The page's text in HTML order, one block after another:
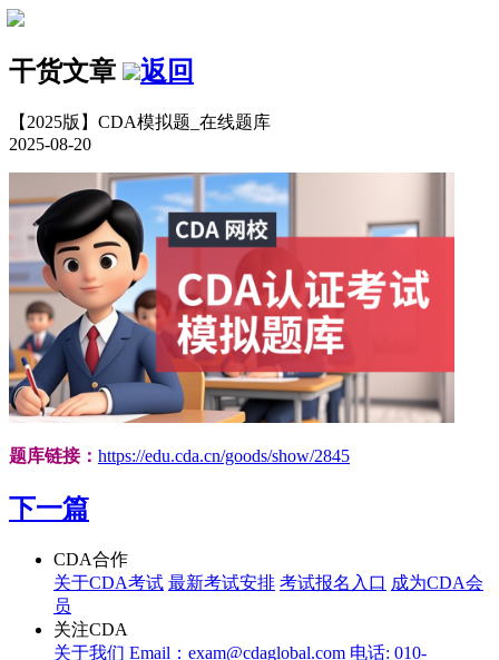
干货文章 返回
【2025版】CDA模拟题_在线题库
2025-08-20
题库链接： https://edu.cda.cn/goods/show/2845
下一篇
CDA合作
关于CDA考试 最新考试安排 考试报名入口 成为CDA会
员
关注CDA
关于我们 Email：exam@cdaglobal.com 电话: 010-